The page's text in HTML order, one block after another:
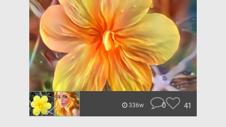
336w 0 41